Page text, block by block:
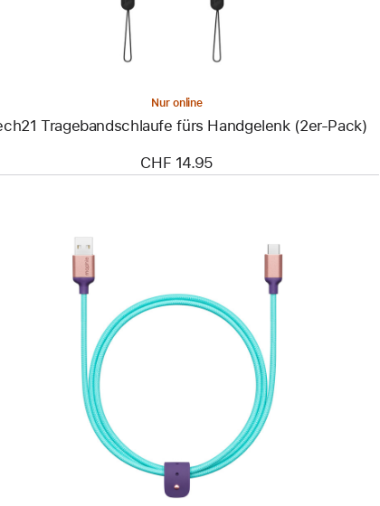
Nur online
Tragebandschlaufe fürs Handgelenk (2er-Pack)
CHF 14.95
Ladekabel
(1 m)
–
Blaugrün